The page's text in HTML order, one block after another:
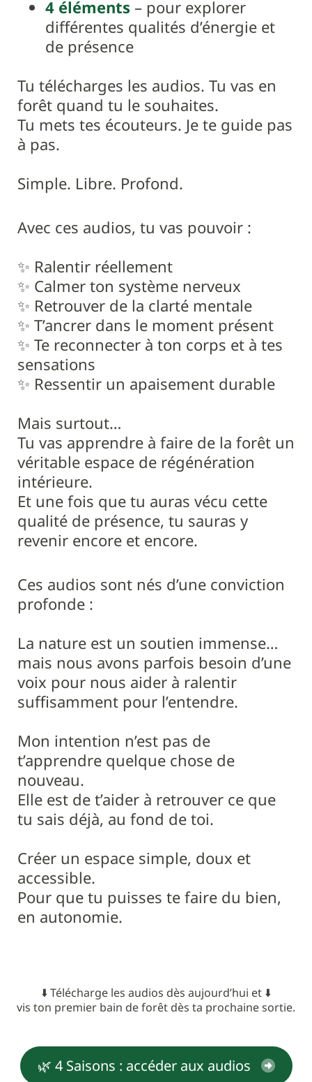
4 éléments – pour explorer
différentes qualités d’énergie et
de présence
Tu télécharges les audios. Tu vas en
forêt quand tu le souhaites.
Tu mets tes écouteurs. Je te guide pas
à pas.
Simple. Libre. Profond.
Avec ces audios, tu vas pouvoir :
✨ Ralentir réellement
✨ Calmer ton système nerveux
✨ Retrouver de la clarté mentale
✨ T’ancrer dans le moment présent
✨ Te reconnecter à ton corps et à tes
sensations
✨ Ressentir un apaisement durable
Mais surtout…
Tu vas apprendre à faire de la forêt un
véritable espace de régénération
intérieure.
Et une fois que tu auras vécu cette
qualité de présence, tu sauras y
revenir encore et encore.
Ces audios sont nés d’une conviction
profonde :
La nature est un soutien immense…
mais nous avons parfois besoin d’une
voix pour nous aider à ralentir
suffisamment pour l’entendre.
Mon intention n’est pas de
t’apprendre quelque chose de
nouveau.
Elle est de t’aider à retrouver ce que
tu sais déjà, au fond de toi.
Créer un espace simple, doux et
accessible.
Pour que tu puisses te faire du bien,
en autonomie.
⬇️ Télécharge les audios dès aujourd’hui et ⬇️
vis ton premier bain de forêt dès ta prochaine sortie.
🌿 4 Saisons : accéder aux audios